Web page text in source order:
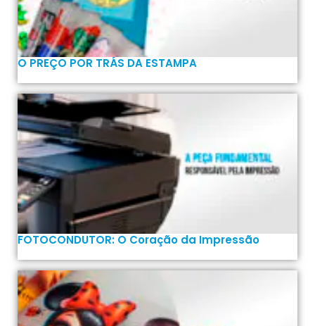
O PREÇO POR TRÁS DA ESTAMPA
FOTOCONDUTOR: O Coração da Impressão